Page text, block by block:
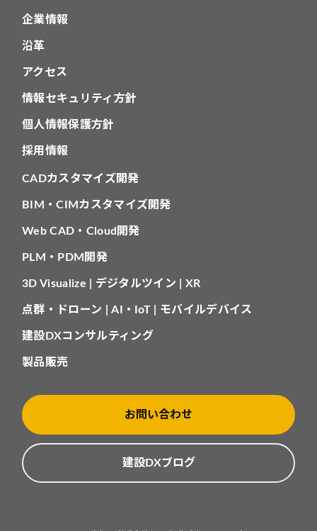
企業情報
沿革
アクセス
情報セキュリティ方針
個人情報保護方針
採用情報
CADカスタマイズ開発
BIM・CIMカスタマイズ開発
Web CAD・Cloud開発
PLM・PDM開発
3D Visualize | デジタルツイン | XR
点群・ドローン | AI・IoT | モバイルデバイス
建設DXコンサルティング
製品販売
お問い合わせ
建設DXブログ